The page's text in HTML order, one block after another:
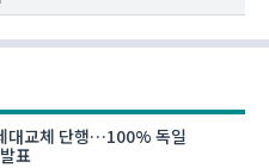
대교체 단행…100% 독일
표